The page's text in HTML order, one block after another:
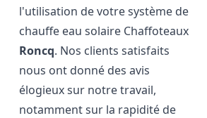
l'utilisation de votre système de
chauffe eau solaire Chaffoteaux
Roncq. Nos clients satisfaits
nous ont donné des avis
élogieux sur notre travail,
notamment sur la rapidité de